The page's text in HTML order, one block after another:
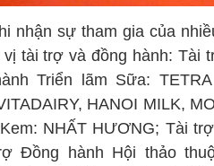
nhận sự tham gia của
tài trợ và đồng hành: Tài
Triển lãm Sữa: TETRA
HANOI MILK,
NHẤT HƯƠNG; Tài
Đồng hành Hội thảo